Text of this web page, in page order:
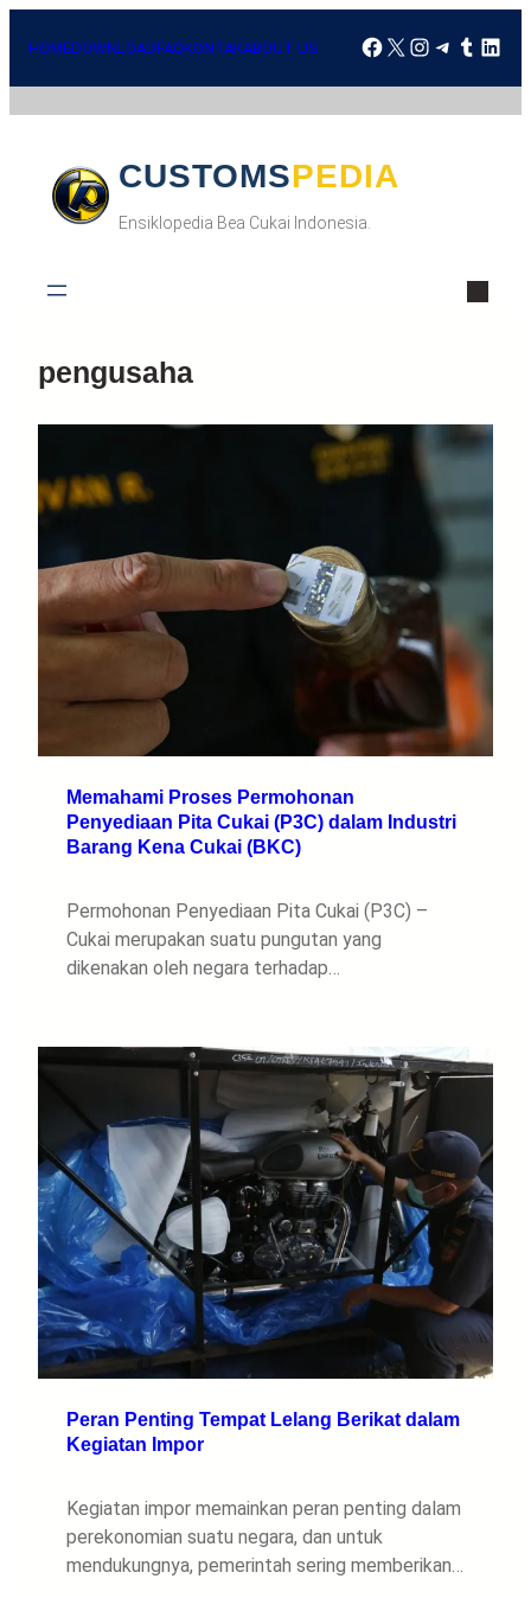
HOMEDOWNLOADFAQKONTAKABOUT US
CUSTOMSPEDIA
Ensiklopedia Bea Cukai Indonesia.
pengusaha
Memahami Proses Permohonan
Penyediaan Pita Cukai (P3C) dalam Industri
Barang Kena Cukai (BKC)
Permohonan Penyediaan Pita Cukai (P3C) –
Cukai merupakan suatu pungutan yang
dikenakan oleh negara terhadap…
Peran Penting Tempat Lelang Berikat dalam
Kegiatan Impor
Kegiatan impor memainkan peran penting dalam
perekonomian suatu negara, dan untuk
mendukungnya, pemerintah sering memberikan…